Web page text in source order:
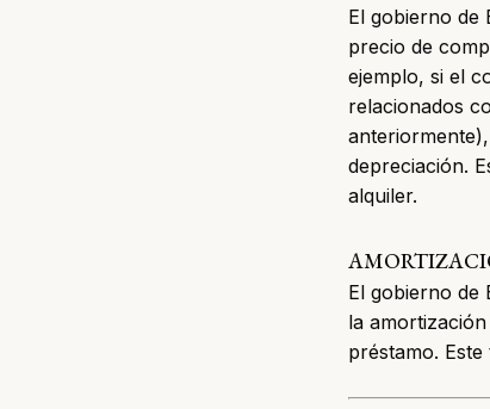
El gobierno de
precio de
ejemplo, si el
relacionados
depreciación.
alquiler.
El gobierno de
la
préstamo.